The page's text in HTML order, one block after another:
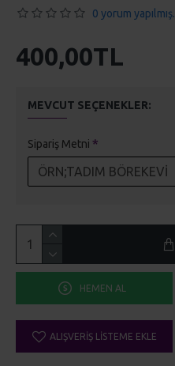
0 yorum yapılmış.
400,00TL
MEVCUT SEÇENEKLER:
Sipariş Metni
HEMEN AL
ALIŞVERIŞ LISTEME EKLE